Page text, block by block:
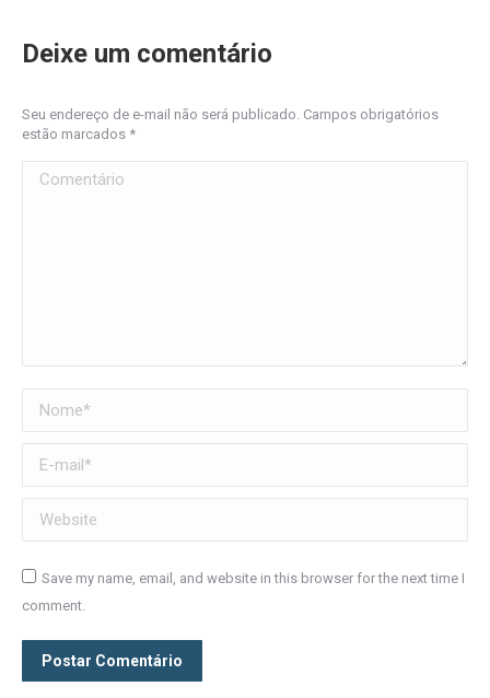
Deixe um comentário
Seu endereço de e-mail não será publicado. Campos obrigatórios
estão marcados *
Comentário
Nome *
E-mail *
Website
Save my name, email, and website in this browser for the next time I
comment.
Postar Comentário